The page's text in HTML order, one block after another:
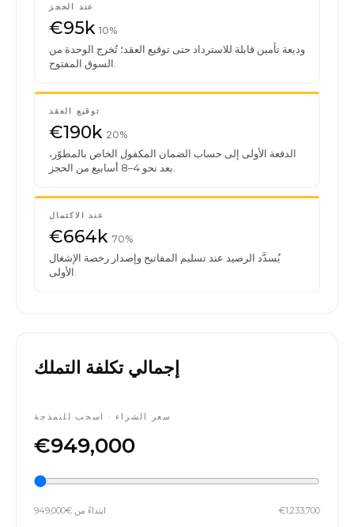
عند الحجز
€95k 10%
وديعة تأمين قابلة للاسترداد حتى توقيع العقد؛ تُخرج الوحدة من
توقيع العقد
€190k 20%
الدفعة الأولى إلى حساب الضمان المكفول الخاص بالمطوّر،
عند الاكتمال
€664k 70%
يُسدَّد الرصيد عند تسليم المفاتيح وإصدار رخصة الإشغال
إجمالي تكلفة التملك
سعر الشراء · اسحب للنمذجة
€949,000
ابتداءً من €949,000 €1,233,700